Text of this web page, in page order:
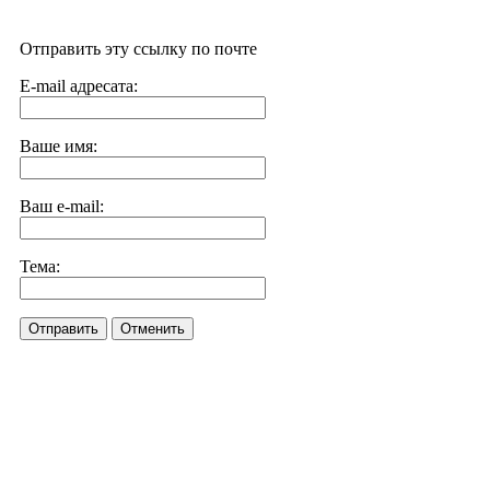
Отправить эту ссылку по почте
E-mail адресата:
Ваше имя:
Ваш e-mail:
Тема:
Отправить Отменить